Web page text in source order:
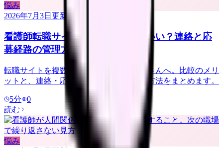
悩み
2026年7月3日 更新
看護師転職サイトは複数登録していい？連絡と応
募経路の管理方法
転職サイトを複数登録するか迷う看護師さんへ。比較のメリ
ットと、連絡・応募経路で疲れない管理方法をまとめます。
5分
0
読む
悩み